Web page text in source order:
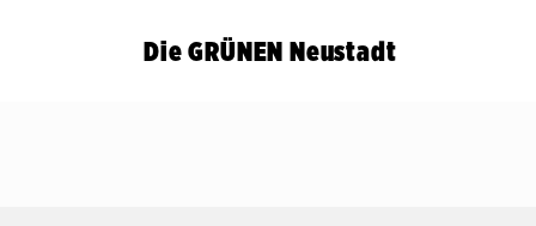
Die GRÜNEN Neustadt